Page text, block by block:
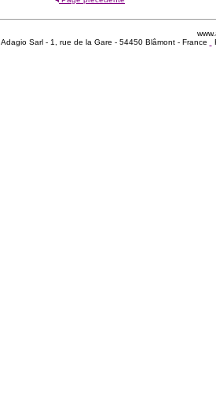
Adagio Sarl - 1, rue de la Gare - 54450 Blâmont - France